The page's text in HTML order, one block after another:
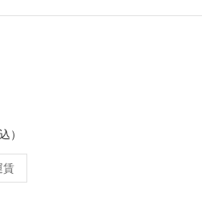
）
賃